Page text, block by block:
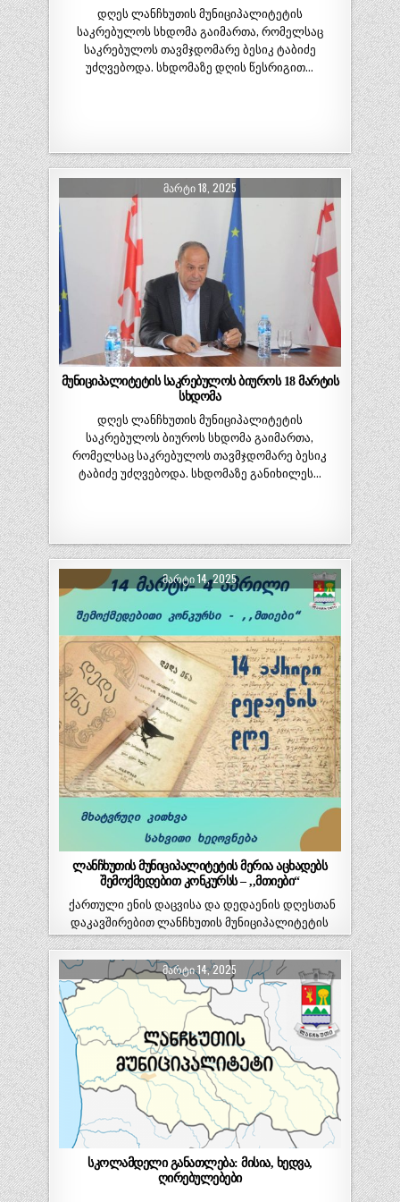
დღეს ლანჩხუთის მუნიციპალიტეტის
საკრებულოს სხდომა გაიმართა, რომელსაც
საკრებულოს თავმჯდომარე ბესიკ ტაბიძე
უძღვებოდა. სხდომაზე დღის წესრიგით…
ᲛᲐᲠᲢᲘ 18, 2025
მუნიციპალიტეტის საკრებულოს ბიუროს 18 მარტის
სხდომა
დღეს ლანჩხუთის მუნიციპალიტეტის
საკრებულოს ბიუროს სხდომა გაიმართა,
რომელსაც საკრებულოს თავმჯდომარე ბესიკ
ტაბიძე უძღვებოდა. სხდომაზე განიხილეს…
ᲛᲐᲠᲢᲘ 14, 2025
ლანჩხუთის მუნიციპალიტეტის მერია აცხადებს
შემოქმედებით კონკურსს – ,,მთიები“
ქართული ენის დაცვისა და დედაენის დღესთან
დაკავშირებით ლანჩხუთის მუნიციპალიტეტის
მერია აცხადებს შემოქმედებით კონკურსს –…
ᲛᲐᲠᲢᲘ 14, 2025
სკოლამდელი განათლება: მისია, ხედვა,
ღირებულებები